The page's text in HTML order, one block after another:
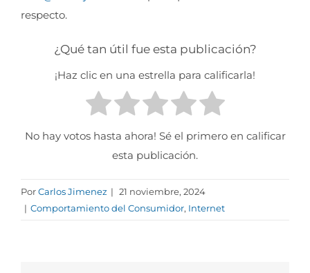
respecto.
¿Qué tan útil fue esta publicación?
¡Haz clic en una estrella para calificarla!
No hay votos hasta ahora! Sé el primero en calificar
esta publicación.
PorCarlos Jimenez | 21 noviembre, 2024
| Comportamiento del Consumidor, Internet